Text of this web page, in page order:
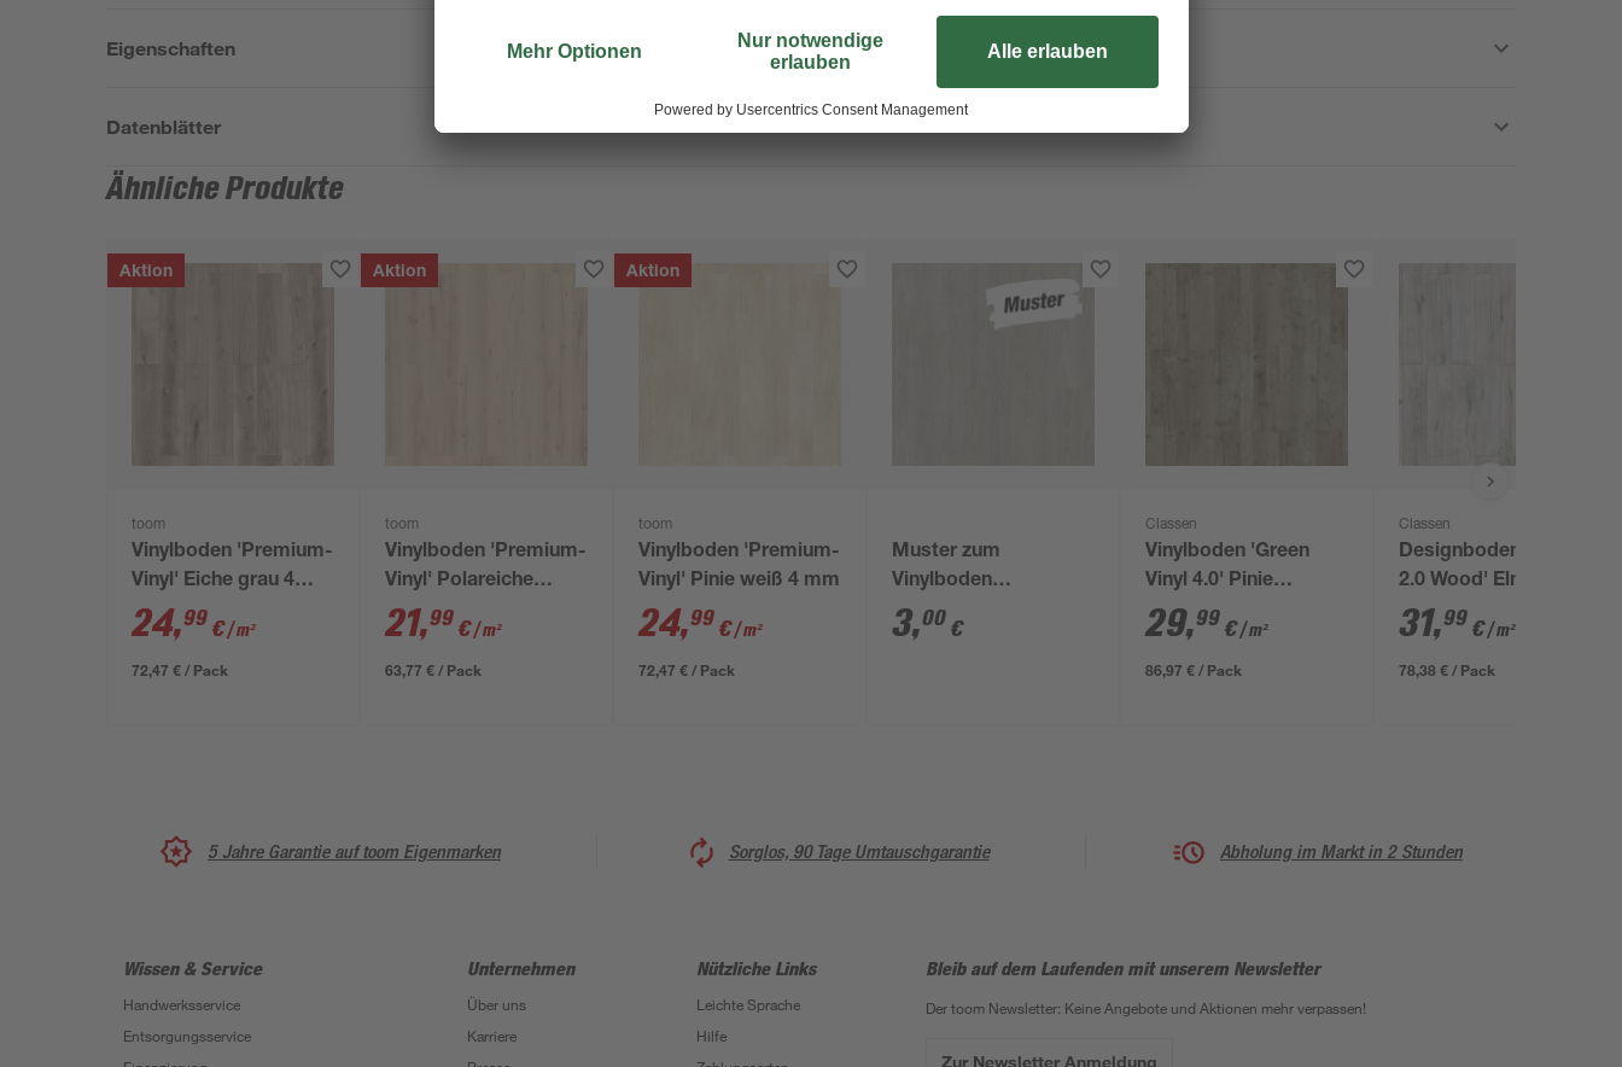
Eigenschaften
Datenblätter
Ähnliche Produkte
Aktion
toom
Vinylboden 'Premium-
Vinyl' Eiche grau 4
mm
24,99 €/ m²
72,47 € / Pack
Aktion
toom
Vinylboden 'Premium-
Vinyl' Polareiche
hellbraun 3,8 mm
21,99 €/ m²
63,77 € / Pack
Aktion
toom
Vinylboden 'Premium-
Vinyl' Pinie weiß 4 mm
24,99 €/ m²
72,47 € / Pack
Muster zum
Vinylboden
'Greenvinyl 4.0'
Weißeiche gedämpft
3,00 €
Classen
Vinylboden 'Green
Vinyl 4.0' Pinie
piniefarben 4 mm
29,99 €/ m²
86,97 € / Pack
Classen
Designboden 'NEO
2.0 Wood' Elm
Silvergrey grau 4,5
mm
31,99 €/ m²
78,38 € / Pack
5 Jahre Garantie auf toom Eigenmarken Sorglos, 90 Tage Umtauschgarantie Abholung im Markt in 2 Stunden
Wissen & Service
Handwerksservice
Entsorgungsservice
Unternehmen
Über uns
Karriere
Nützliche Links
Leichte Sprache
Hilfe
Bleib auf dem Laufenden mit unserem Newsletter
Der toom Newsletter: Keine Angebote und Aktionen mehr verpassen!
Zur Newsletter Anmeldung